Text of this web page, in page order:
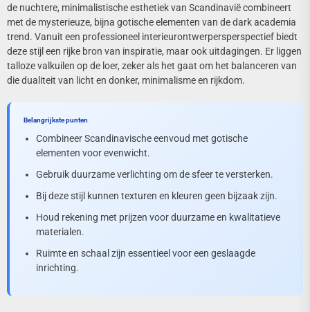
de nuchtere, minimalistische esthetiek van Scandinavië combineert
met de mysterieuze, bijna gotische elementen van de dark academia
trend. Vanuit een professioneel interieurontwerpersperspectief biedt
deze stijl een rijke bron van inspiratie, maar ook uitdagingen. Er liggen
talloze valkuilen op de loer, zeker als het gaat om het balanceren van
die dualiteit van licht en donker, minimalisme en rijkdom.
Belangrijkste punten
Combineer Scandinavische eenvoud met gotische
elementen voor evenwicht.
Gebruik duurzame verlichting om de sfeer te versterken.
Bij deze stijl kunnen texturen en kleuren geen bijzaak zijn.
Houd rekening met prijzen voor duurzame en kwalitatieve
materialen.
Ruimte en schaal zijn essentieel voor een geslaagde
inrichting.